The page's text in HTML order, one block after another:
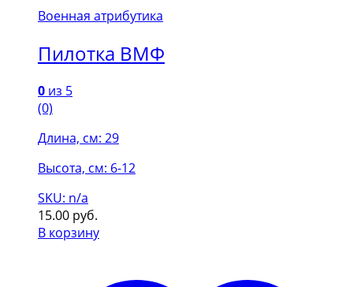
Военная атрибутика
Пилотка ВМФ
0 из 5
(0)
Длина, см: 29
Высота, см: 6-12
SKU: n/a
15.00 руб.
В корзину